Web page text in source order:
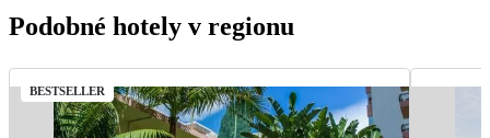
Podobné hotely v regionu
BESTSELLER